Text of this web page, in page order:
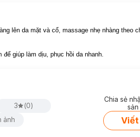
lên da mặt và cổ, massage nhẹ nhàng theo
giúp làm dịu, phục hồi da nhanh.
3 (0)
ảnh
Chia sẻ
Viết